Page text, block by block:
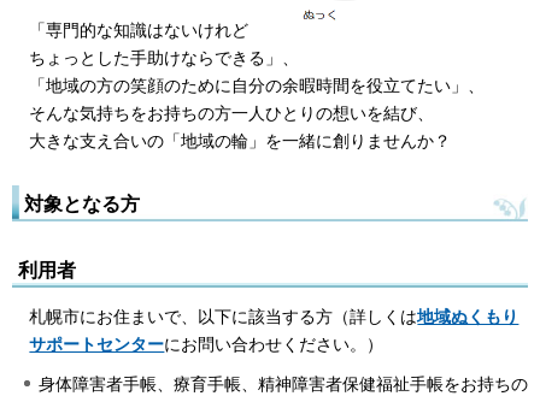
「専門的な知識はないけれど
ちょっとした手助けならできる」、
「地域の方の笑顔のために自分の余暇時間を役立てたい」、
そんな気持ちをお持ちの方一人ひとりの想いを結び、
大きな支え合いの「地域の輪」を一緒に創りませんか？
対象となる方
利用者
札幌市にお住まいで、以下に該当する方（詳しくは地域ぬくもり
サポートセンターにお問い合わせください。）
身体障害者手帳、療育手帳、精神障害者保健福祉手帳をお持ちの